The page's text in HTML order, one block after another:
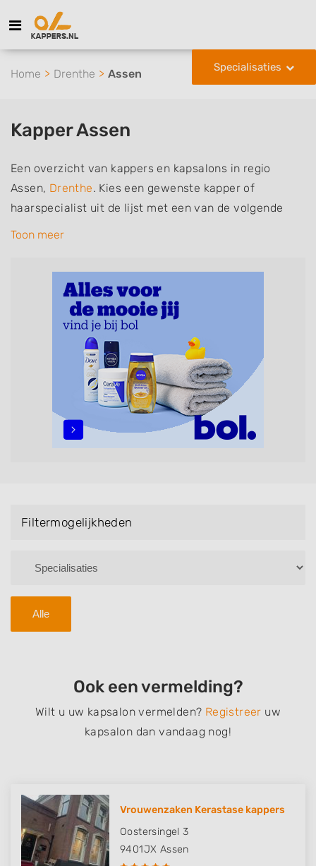
Specialisaties
Home Drenthe Assen
Kapper Assen
Een overzicht van kappers en kapsalons in regio
Assen, Drenthe. Kies een gewenste kapper of
haarspecialist uit de lijst met een van de volgende
specialisaties of aantekeningen: mannen of
zonder afspraak terecht kunt. De vermelde kappers
kunnen uw haren wassen, knippen, föhnen en kleuren,
maar ook helpen met extensions, balyage, invlechten,
opsteken, weave, een keratinebehandeling, een
permanent, een bruidkapsel, make-up & visagie,
epileren, schoonheidsbehandelingen, het trimmen van
een baard en pruiken. U kunt de zoekresultaten
filteren met behulp van de specialisatie filter en u
Toon meer
Filtermogelijkheden
Alle
Ook een vermelding?
Wilt u uw kapsalon vermelden? Registreer uw
kapsalon dan vandaag nog!
Vrouwenzaken Kerastase kappers
Oostersingel 3
9401JX Assen